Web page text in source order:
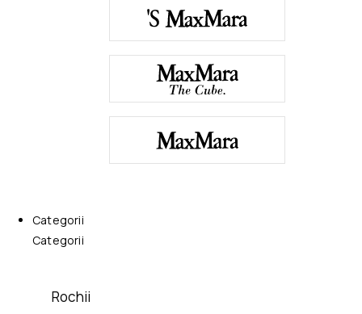
Categorii
Categorii
Rochii